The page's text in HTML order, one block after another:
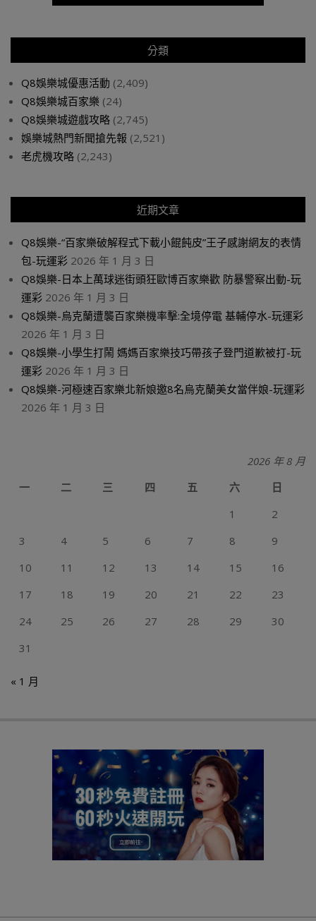
分類
Q8娛樂城優惠活動 (2,409)
Q8娛樂城百家樂 (24)
Q8娛樂城遊戲攻略 (2,745)
娛樂城熱門新聞搶先報 (2,521)
老虎機攻略 (2,243)
近期文章
Q8娛樂-“百家樂破解程式下載小餛飩皮”王子感謝網友的表情
包-玩運彩 2026 年 1 月 3 日
Q8娛樂-日本上萬球迷街頭狂歐博百家樂歡 防暴警察出動-玩
運彩 2026 年 1 月 3 日
Q8娛樂-烏克蘭遭襲百家樂機率擊:全境停電 基輔停水-玩運彩
2026 年 1 月 3 日
Q8娛樂-小學生打鬧 媽媽百家樂技巧帶孩子登門道歉被打-玩
運彩 2026 年 1 月 3 日
Q8娛樂-河極速百家樂北新娘邀8名烏克蘭美女當伴娘-玩運彩
2026 年 1 月 3 日
2026 年 8 月
一
二 三 四 五 六
日
1
2
3
4 5 6 7 8
9
10
11 12 13 14 15
16
17
18 19 20 21 22
23
24
25 26 27 28 29
30
31
« 1 月